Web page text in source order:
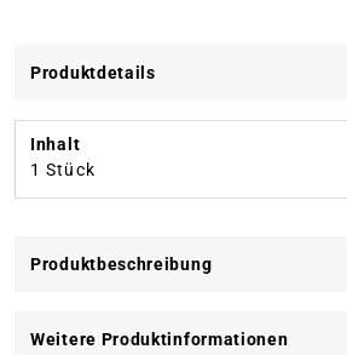
Produktdetails
Inhalt
1 Stück
Produktbeschreibung
Weitere Produktinformationen